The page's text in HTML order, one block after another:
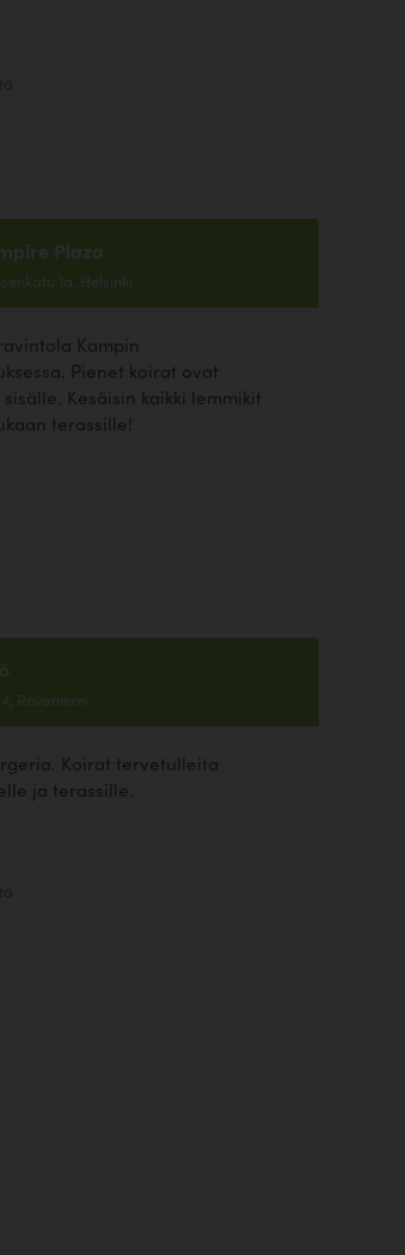
Plaza
1a, Helsinki
Kampin
Pienet koirat ovat
Kesäisin kaikki lemmikit
terassille!
Rovaniemi
Koirat tervetulleita
ja terassille.